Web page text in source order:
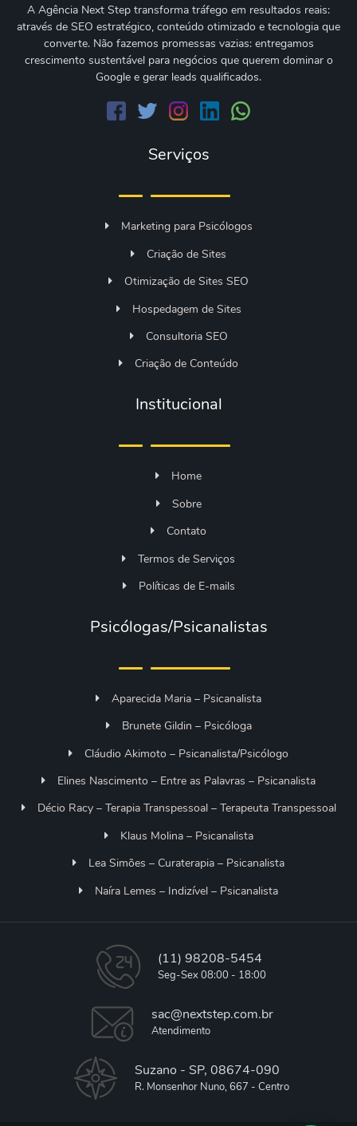
A Agência Next Step transforma tráfego em resultados reais:
através de SEO estratégico, conteúdo otimizado e tecnologia que
converte. Não fazemos promessas vazias: entregamos
crescimento sustentável para negócios que querem dominar o
Google e gerar leads qualificados.
Serviços
Marketing para Psicólogos
Criação de Sites
Otimização de Sites SEO
Hospedagem de Sites
Consultoria SEO
Criação de Conteúdo
Institucional
Home
Sobre
Contato
Termos de Serviços
Políticas de E-mails
Psicólogas/Psicanalistas
Aparecida Maria – Psicanalista
Brunete Gildin – Psicóloga
Cláudio Akimoto – Psicanalista/Psicólogo
Elines Nascimento – Entre as Palavras – Psicanalista
Décio Racy – Terapia Transpessoal – Terapeuta Transpessoal
Klaus Molina – Psicanalista
Lea Simões – Curaterapia – Psicanalista
Naíra Lemes – Indizível – Psicanalista
(11) 98208-5454
Seg-Sex 08:00 - 18:00
sac@nextstep.com.br
Atendimento
Suzano - SP, 08674-090
R. Monsenhor Nuno, 667 - Centro